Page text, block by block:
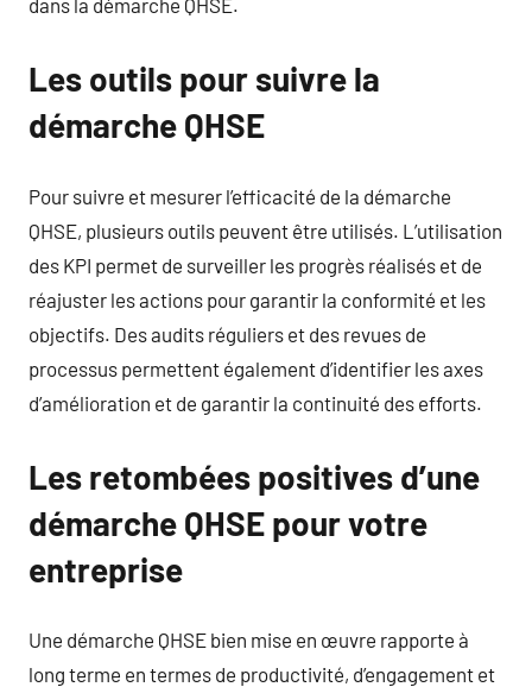
dans la démarche QHSE.
Les outils pour suivre la
démarche QHSE
Pour suivre et mesurer l’efficacité de la démarche
QHSE, plusieurs outils peuvent être utilisés. L’utilisation
des KPI permet de surveiller les progrès réalisés et de
réajuster les actions pour garantir la conformité et les
objectifs. Des audits réguliers et des revues de
processus permettent également d’identifier les axes
d’amélioration et de garantir la continuité des efforts.
Les retombées positives d’une
démarche QHSE pour votre
entreprise
Une démarche QHSE bien mise en œuvre rapporte à
long terme en termes de productivité, d’engagement et